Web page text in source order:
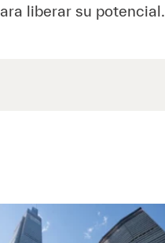
liberar su potencial.